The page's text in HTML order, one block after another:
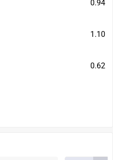
0.94
1.10
0.62